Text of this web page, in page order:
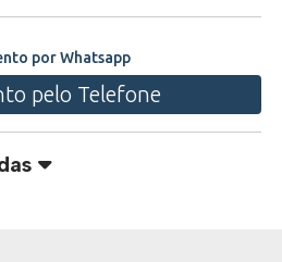
por Whatsapp
pelo Telefone